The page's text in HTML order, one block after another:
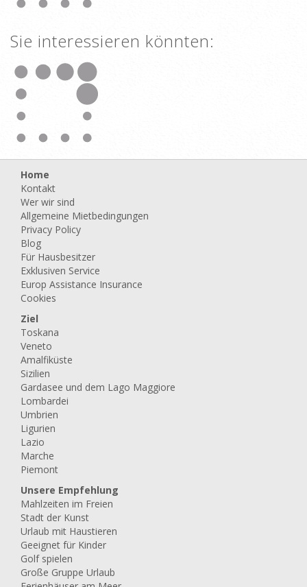
Sie interessieren könnten:
Villa Poggio al Sole
Keine Reservierungsgebühren
Zonen:Foiano della Chiana - Italien
Unterkunftstyp:
Bettenzahl:6-10
Doppelzimmer:3
Bäder:3
Piscine:Privater Pool
Bewertungen:
Casale il Ginepro
ab3.304,00
Keine Reservierungsgebühren
Zonen:Cortona - Toskana
Unterkunftstyp:Unabhängiges
Einfamilienhaus
Bettenzahl:12
Doppelzimmer:6